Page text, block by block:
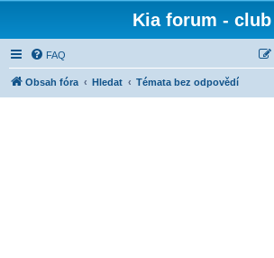
Kia forum - club
FAQ
Obsah fóra Hledat Témata bez odpovědí